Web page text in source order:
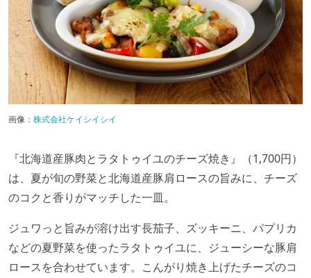
画像： 株式会社ケイシイシイ
『北海道産豚肉とラタトゥイユのチーズ焼き』（1,700円）
は、夏が旬の野菜と北海道産豚肩ロースの旨みに、チーズ
のコクと香りがマッチした一皿。
ジュワっと旨みが溶け出す長茄子、ズッキーニ、パプリカ
などの夏野菜を使ったラタトゥイユに、ジューシーな豚肩
ロースを合わせています。こんがり焼き上げたチーズのコ